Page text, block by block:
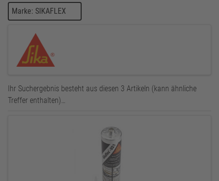
Marke: SIKAFLEX
Ihr Suchergebnis besteht aus diesen 3 Artikeln (kann ähnliche
Treffer enthalten)…